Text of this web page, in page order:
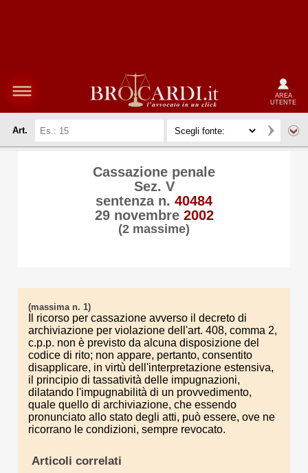
AREA
UTENTE
Art.
Cassazione penale
Sez. V
sentenza n. 40484
29 novembre 2002
(2 massime)
(massima n. 1)
Il ricorso per cassazione avverso il decreto di
archiviazione per violazione dell'art. 408, comma 2,
c.p.p. non è previsto da alcuna disposizione del
codice di rito; non appare, pertanto, consentito
disapplicare, in virtù dell'interpretazione estensiva,
il principio di tassatività delle impugnazioni,
dilatando l'impugnabilità di un provvedimento,
quale quello di archiviazione, che essendo
pronunciato allo stato degli atti, può essere, ove ne
ricorrano le condizioni, sempre revocato.
Articoli correlati